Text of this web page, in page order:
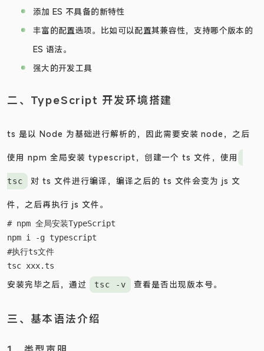
添加 ES 不具备的新特性
丰富的配置选项。比如可以配置其兼容性，支持哪个版本的
ES 语法。
强大的开发工具
二、TypeScript 开发环境搭建
ts 是以 Node 为基础进行解析的，因此需要安装 node，之后
使用 npm 全局安装 typescript，创建一个 ts 文件，使用
tsc 对 ts 文件进行编译，编译之后的 ts 文件会变为 js 文
件，之后再执行 js 文件。
# npm 全局安装TypeScript
npm i -g typescript
#执行ts文件
安装完毕之后，通过 tsc -v 查看是否出现版本号。
三、基本语法介绍